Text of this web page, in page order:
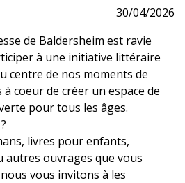
30/04/2026
de Baldersheim est ravie
à une initiative littéraire
centre de nos moments de
coeur de créer un espace de
pour tous les âges.
livres pour enfants,
autres ouvrages que vous
vous invitons à les